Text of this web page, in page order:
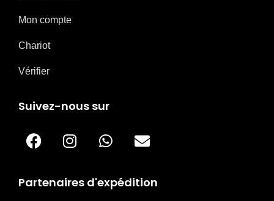
Mon compte
Chariot
Vérifier
Suivez-nous sur
Partenaires d'expédition